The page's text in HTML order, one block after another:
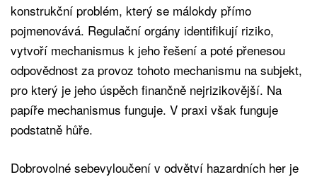
konstrukční problém, který se málokdy přímo
pojmenovává. Regulační orgány identifikují riziko,
vytvoří mechanismus k jeho řešení a poté přenesou
odpovědnost za provoz tohoto mechanismu na subjekt,
pro který je jeho úspěch finančně nejrizikovější. Na
papíře mechanismus funguje. V praxi však funguje
podstatně hůře.
Dobrovolné sebevyloučení v odvětví hazardních her je